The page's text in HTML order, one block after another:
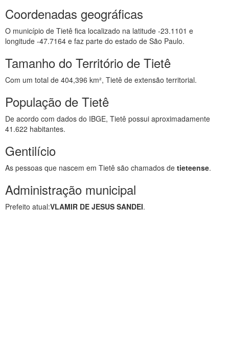
Coordenadas geográficas
O município de Tietê fica localizado na latitude -23.1101 e
longitude -47.7164 e faz parte do estado de São Paulo.
Tamanho do Território de Tietê
Com um total de 404,396 km², Tietê de extensão territorial.
População de Tietê
De acordo com dados do IBGE, Tietê possui aproximadamente
41.622 habitantes.
Gentilício
As pessoas que nascem em Tietê são chamados de tieteense.
Administração municipal
Prefeito atual:VLAMIR DE JESUS SANDEI.